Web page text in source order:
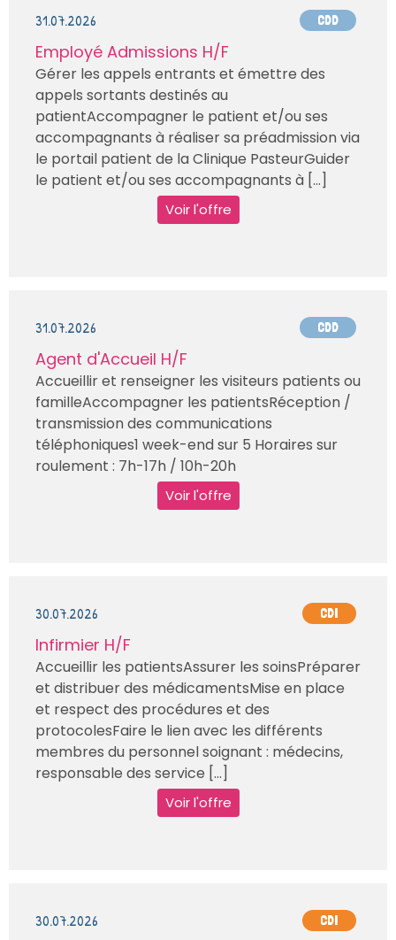
31.07.2026 CDD
Employé Admissions H/F
Gérer les appels entrants et émettre des
appels sortants destinés au
patientAccompagner le patient et/ou ses
accompagnants à réaliser sa préadmission via
le portail patient de la Clinique PasteurGuider
le patient et/ou ses accompagnants à [...]
Voir l'offre
31.07.2026 CDD
Agent d'Accueil H/F
Accueillir et renseigner les visiteurs patients ou
familleAccompagner les patientsRéception /
transmission des communications
téléphoniques1 week-end sur 5 Horaires sur
roulement : 7h-17h / 10h-20h
Voir l'offre
30.07.2026 CDI
Infirmier H/F
Accueillir les patientsAssurer les soinsPréparer
et distribuer des médicamentsMise en place
et respect des procédures et des
protocolesFaire le lien avec les différents
membres du personnel soignant : médecins,
responsable des service [...]
Voir l'offre
30.07.2026 CDI